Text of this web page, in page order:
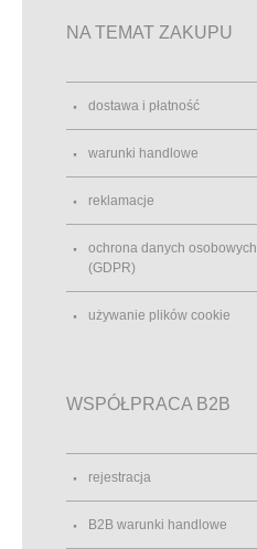
NA TEMAT ZAKUPU
dostawa i płatność
warunki handlowe
reklamacje
ochrona danych osobowych
(GDPR)
używanie plików cookie
WSPÓŁPRACA B2B
rejestracja
B2B warunki handlowe